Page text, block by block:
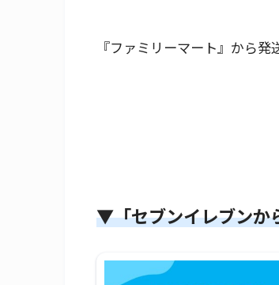
『ファミリーマート』から
▼「セブンイレブンか